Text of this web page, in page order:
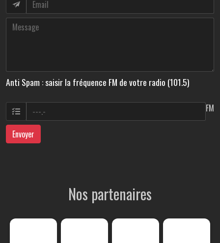
Anti Spam : saisir la fréquence FM de votre radio (101.5)
FM
Envoyer
Nos partenaires